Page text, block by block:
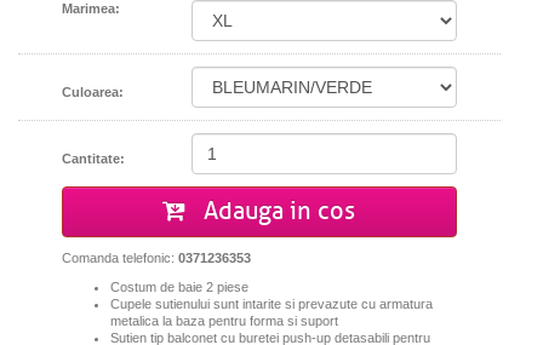
Marimea:
Culoarea:
Cantitate:
Adauga in cos
Comanda telefonic: 0371236353
Costum de baie 2 piese
Cupele sutienului sunt intarite si prevazute cu armatura
metalica la baza pentru forma si suport
Sutien tip balconet cu buretei push-up detasabili pentru